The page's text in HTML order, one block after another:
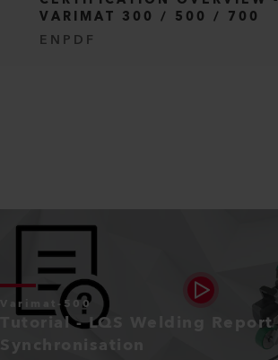
VARIMAT 300 / 500 / 700
EN PDF
Varimat-500
Tutorial - LQS Welding Report
Synchronisation